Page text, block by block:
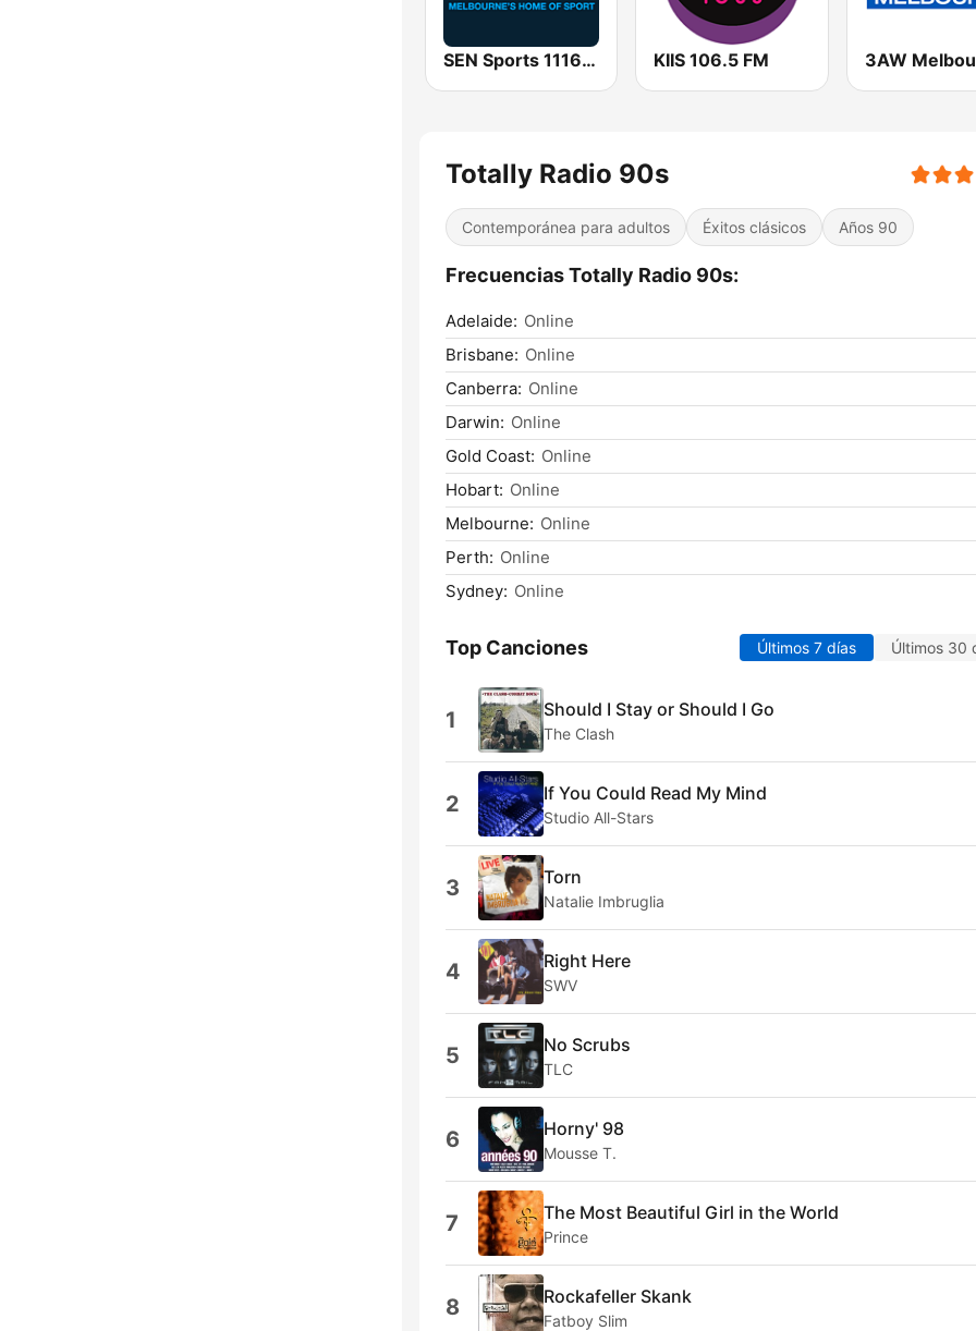
SEN Sports 1116 AM KIIS 106.5 FM 3AW
Totally Radio 90s
Contemporánea para adultos Éxitos clásicos Años 90
Frecuencias Totally Radio 90s:
Adelaide: Online
Brisbane: Online
Canberra: Online
Darwin: Online
Gold Coast: Online
Hobart: Online
Melbourne: Online
Perth: Online
Sydney: Online
Top Canciones Últimos 7 días Últimos 30
1 Should I Stay or Should I Go
The Clash
2 If You Could Read My Mind
Studio All-Stars
3 Torn
Natalie Imbruglia
4 Right Here
SWV
5 No Scrubs
TLC
6 Horny' 98
Mousse T.
7 The Most Beautiful Girl in the World
Prince
8 Rockafeller Skank
Fatboy Slim